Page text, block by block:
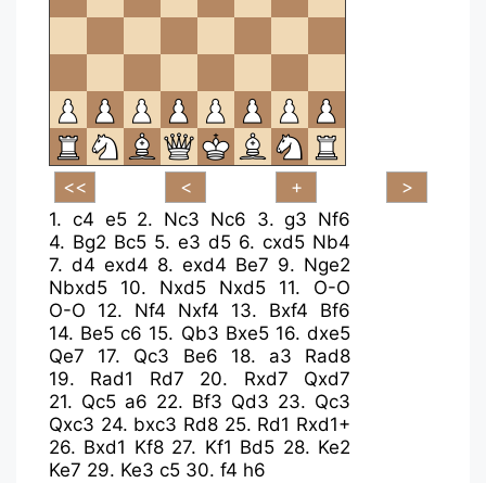
1. c4 e5 2. Nc3 Nc6 3.g3 Nf6
4. Bg2 Bc5 5. e3 d5 6. cxd5 Nb4
7. d4 exd4 8. exd4 Be7 9. Nge2
Nbxd5
10. Nxd5 Nxd5 11. O-O
O-O
12. Nf4 Nxf4 13. Bxf4
Bf6
14. Be5 c6 15. Qb3 Bxe5 16.dxe5
Qe7
17. Qc3 Be6 18. a3
Rad8
19. Rad1 Rd7 20. Rxd7
Qxd7
21. Qc5 a6 22. Bf3 Qd3 23. Qc3
Qxc3 24. bxc3 Rd8 25. Rd1 Rxd1+
26. Bxd1 Kf8 27. Kf1 Bd5 28. Ke2
Ke7 29. Ke3 c5 30. f4 h6